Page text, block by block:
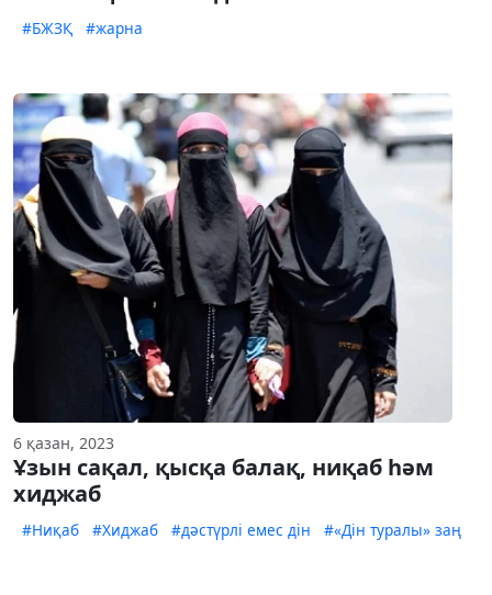
#БЖЗҚ #жарна
6 қазан, 2023
Ұзын сақал, қысқа балақ, ниқаб һәм
хиджаб
#Ниқаб #Хиджаб #дәстүрлі емес дін #«Дін туралы» заң